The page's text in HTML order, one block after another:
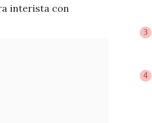
interista con
3
4